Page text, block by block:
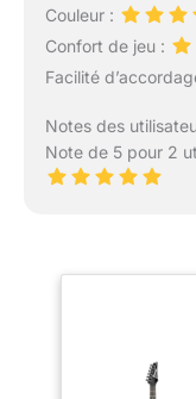
Couleur :
Confort de jeu :
Facilité
Notes des
Note de 5 pour 2